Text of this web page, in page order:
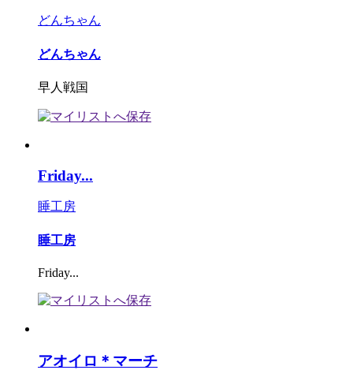
どんちゃん
どんちゃん
早人戦国
Friday...
睡工房
睡工房
Friday...
アオイロ＊マーチ